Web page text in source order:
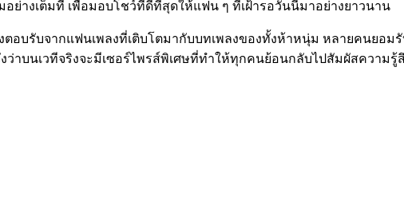
ย่างเต็มที่ เพื่อมอบโชว์ที่ดีที่สุดให้แฟน ๆ ที่เฝ้ารอวันนี้มาอย่างยาวนาน
บรับจากแฟนเพลงที่เติบโตมากับบทเพลงของทั้งห้าหนุ่ม หลายคนยอมรั
าบนเวทีจริงจะมีเซอร์ไพรส์พิเศษที่ทำให้ทุกคนย้อนกลับไปสัมผัสความรู้